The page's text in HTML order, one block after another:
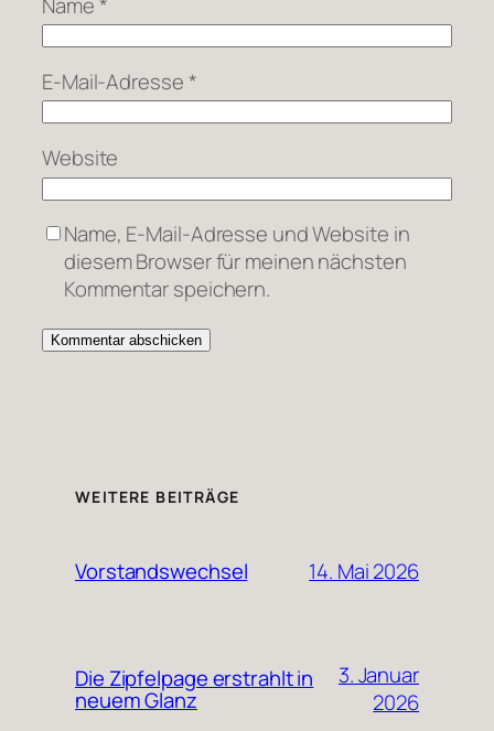
E-Mail-Adresse *
Website
Name, E-Mail-Adresse und Website in
diesem Browser für meinen nächsten
Kommentar speichern.
WEITERE BEITRÄGE
Vorstandswechsel 14. Mai 2026
Die Zipfelpage erstrahlt in
neuem Glanz
3. Januar
2026